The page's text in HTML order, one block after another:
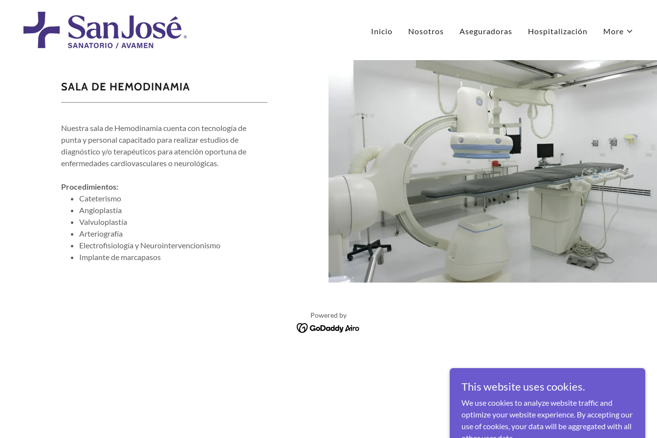
Inicio Nosotros Aseguradoras Hospitalización More
SALA DE HEMODINAMIA
Nuestra sala de Hemodinamia cuenta con tecnología de
punta y personal capacitado para realizar estudios de
diagnóstico y/o terapéuticos para atención oportuna de
enfermedades cardiovasculares o neurológicas.
Procedimientos:
Cateterismo
Angioplastía
Valvuloplastía
Arteriografía
Electrofisiología y Neurointervencionismo
Implante de marcapasos
Powered by
This website uses cookies.
We use cookies to analyze website traffic and
optimize your website experience. By accepting our
use of cookies, your data will be aggregated with all